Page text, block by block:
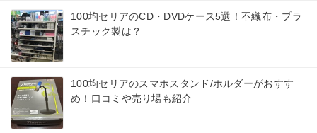
100均セリアのCD・DVDケース5選！不織布・プラ
スチック製は？
100均セリアのスマホスタンド/ホルダーがおすす
め！口コミや売り場も紹介